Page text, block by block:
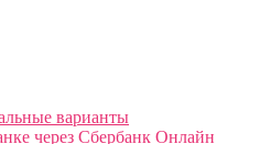
варианты
через Сбербанк Онлайн